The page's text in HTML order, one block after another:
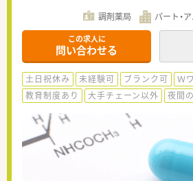
調剤薬局 パート・
この求人に
問い合わせる
土日祝休み 未経験可 ブランク可 Ｗ
教育制度あり
大手チェーン以外 夜間